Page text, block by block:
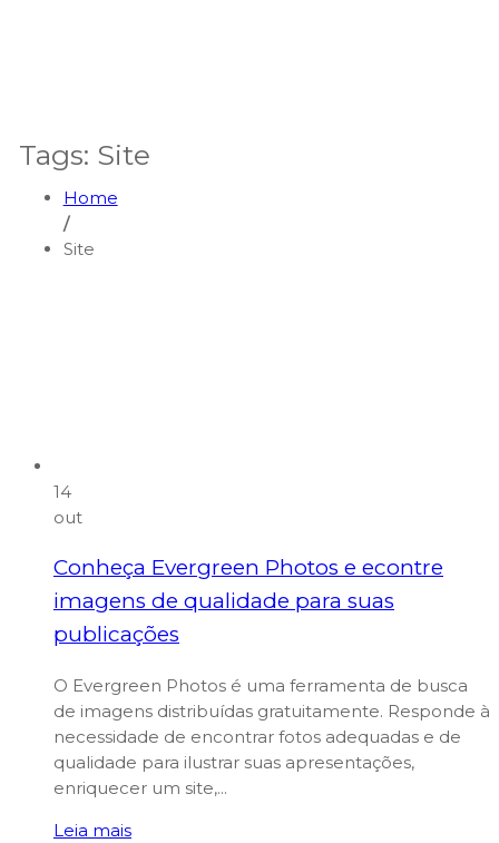
Tags: Site
Home
/
Site
14
out
Conheça Evergreen Photos e econtre
imagens de qualidade para suas
publicações
O Evergreen Photos é uma ferramenta de busca
de imagens distribuídas gratuitamente. Responde à
necessidade de encontrar fotos adequadas e de
qualidade para ilustrar suas apresentações,
enriquecer um site,...
Leia mais